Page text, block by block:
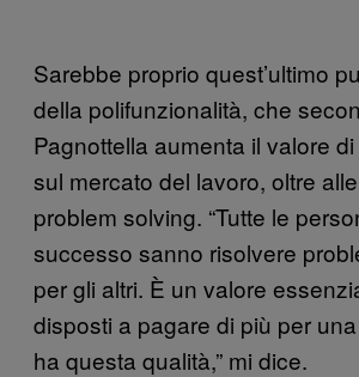
Sarebbe proprio quest’ultimo
della polifunzionalità, che
Pagnottella aumenta il valore
sul mercato del lavoro, oltre
problem solving. “Tutte le
successo sanno risolvere
per gli altri. È un valore
disposti a pagare di più per
ha questa qualità,” mi dice.